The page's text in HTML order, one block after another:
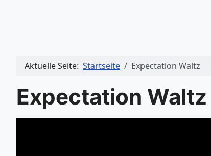
Aktuelle Seite: Startseite Expectation Waltz
Expectation Waltz